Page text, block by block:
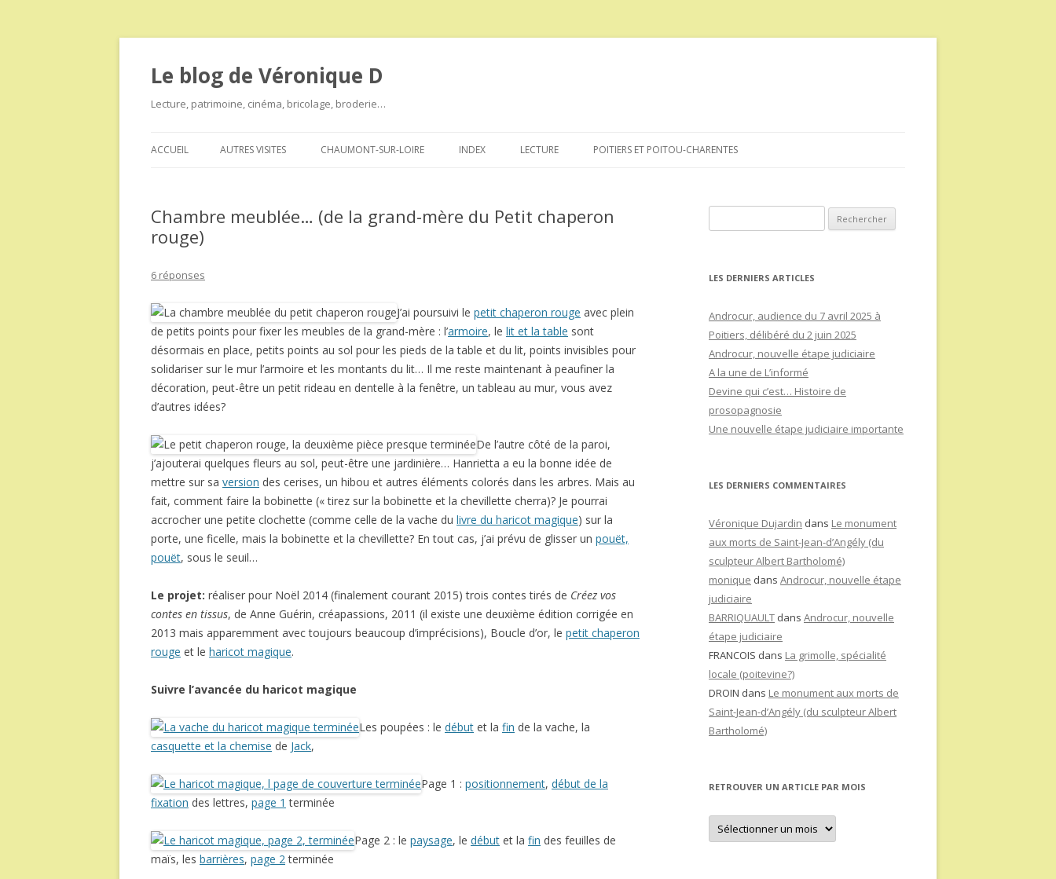
Le blog de Véronique D
Lecture, patrimoine, cinéma, bricolage, broderie…
au
ACCUEIL AUTRES VISITES CHAUMONT-SUR-LOIRE INDEX LECTURE POITIERS ET POITOU-CHARENTES
Chambre meublée… (de la grand-mère du Petit chaperon
rouge)
6 réponses
J’ai poursuivi le petit chaperon rouge avec plein
de petits points pour fixer les meubles de la grand-mère : l’armoire, le lit et la table sont
désormais en place, petits points au sol pour les pieds de la table et du lit, points invisibles pour
solidariser sur le mur l’armoire et les montants du lit… Il me reste maintenant à peaufiner la
décoration, peut-être un petit rideau en dentelle à la fenêtre, un tableau au mur, vous avez
d’autres idées?
De l’autre côté de la paroi,
j’ajouterai quelques fleurs au sol, peut-être une jardinière… Hanrietta a eu la bonne idée de
mettre sur sa version des cerises, un hibou et autres éléments colorés dans les arbres. Mais au
fait, comment faire la bobinette (« tirez sur la bobinette et la chevillette cherra)? Je pourrai
accrocher une petite clochette (comme celle de la vache du livre du haricot magique) sur la
porte, une ficelle, mais la bobinette et la chevillette? En tout cas, j’ai prévu de glisser un pouët,
pouët, sous le seuil…
Le projet: réaliser pour Noël 2014 (finalement courant 2015) trois contes tirés de Créez vos
contes en tissus, de Anne Guérin, créapassions, 2011 (il existe une deuxième édition corrigée en
2013 mais apparemment avec toujours beaucoup d’imprécisions), Boucle d’or, le petit chaperon
rouge et le haricot magique.
Suivre l’avancée du haricot magique
Les poupées : le début et la fin de la vache, la
casquette et la chemise de Jack,
Page 1 : positionnement, début de la
fixation des lettres, page 1 terminée
Page 2 : le paysage, le début et la fin des feuilles de
maïs, les barrières, page 2terminée
LES DERNIERS ARTICLES
Androcur, audience du 7 avril 2025 à
Poitiers, délibéré du 2 juin 2025
Androcur, nouvelle étape judiciaire
A la une de L’informé
Devine qui c’est… Histoire de
prosopagnosie
Une nouvelle étape judiciaire importante
LES DERNIERS COMMENTAIRES
Véronique Dujardin dans Le monument
aux morts de Saint-Jean-d’Angély (du
sculpteur Albert Bartholomé)
monique dans Androcur, nouvelle étape
judiciaire
BARRIQUAULT dans Androcur, nouvelle
étape judiciaire
FRANCOIS dans La grimolle, spécialité
locale (poitevine?)
DROIN dans Le monument aux morts de
Saint-Jean-d’Angély (du sculpteur Albert
Bartholomé)
RETROUVER UN ARTICLE PAR MOIS
Retrouver
un
article